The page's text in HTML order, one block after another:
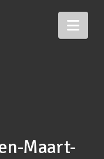
Maart-